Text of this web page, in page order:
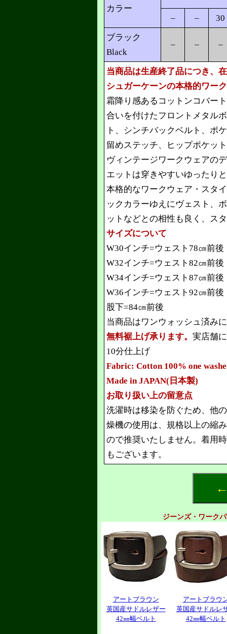
カラー
–
–
30
ブラック
Black
– – –
当商品は生産終了品につき、
シュガーケーンの本格的ワー
霜降り感あるコットンコバー
合いを付けたフロントメタル
ト、シンチバックベルト、ポ
留めステッチ、ヒップポケッ
ヴィンテージワークウェアの
エットは穿きやすいゆったり
本格的なワークウェア・スタ
ックカラーゆえにヴェスト、
ットなどとの相性も良く、ス
サイズについて
W30インチ=ウェスト78㎝前後
W32インチ=ウェスト82㎝前後
W34インチ=ウェスト87㎝前後
W36インチ=ウェスト92㎝前後
股下=84㎝前後
当商品はワンウォッシュ済み
無料裾上げ承ります。 実店舗
10分仕上げ
Fabric: Cotton 100% one
Made in JAPAN(日本製)
お取り扱い上の留意点
洗濯時は移染を防ぐため、他
燥機の使用は、規格以上の縮
ので推奨いたしません。着用
もございます。
ジーンズ・ワーク
アートブラウン
英国産サドルレザー
42㎜幅ベルト
アートブラウ
英国産サドルレ
42㎜幅ベルト